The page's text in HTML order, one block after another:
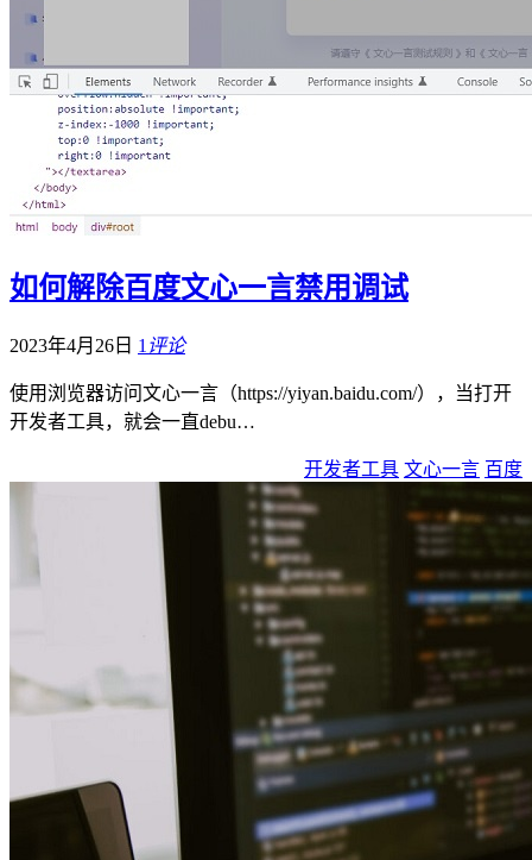
如何解除百度文心一言禁用调试
2023年4月26日 1 评论
使用浏览器访问文心一言（https://yiyan.baidu.com/），当打开
开发者工具，就会一直debu…
开发者工具 文心一言 百度